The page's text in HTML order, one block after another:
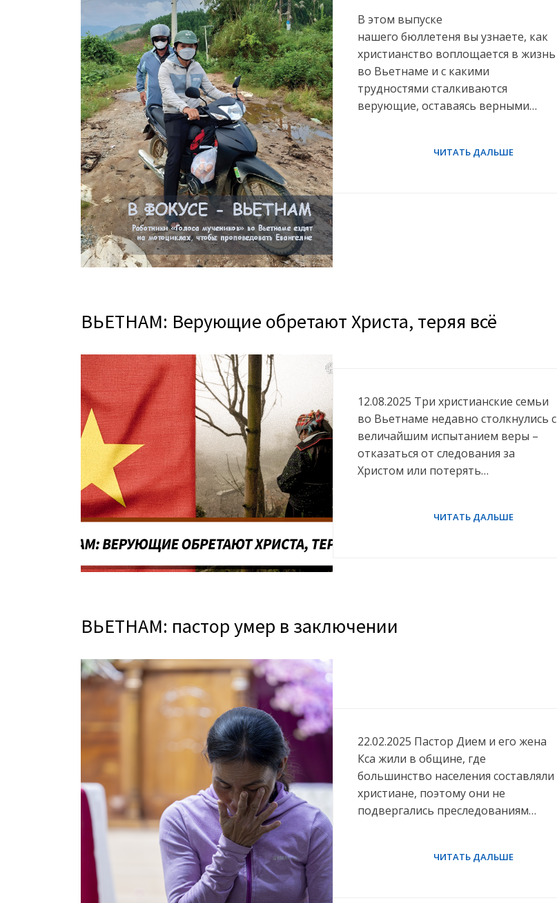
В этом выпуске
нашего бюллетеня вы узнаете, как
христианство воплощается в жизнь
во Вьетнаме и с какими
трудностями сталкиваются
верующие, оставаясь верными…
ВЬЕТНАМ: Верующие обретают Христа, теряя всё
12.08.2025 Три христианские семьи
во Вьетнаме недавно столкнулись с
величайшим испытанием веры –
отказаться от следования за
Христом или потерять…
ВЬЕТНАМ: пастор умер в заключении
22.02.2025 Пастор Дием и его жена
Кса жили в общине, где
большинство населения составляли
христиане, поэтому они не
подвергались преследованиям…